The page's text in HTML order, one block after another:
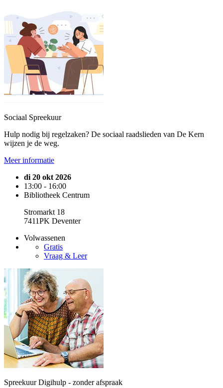
Sociaal Spreekuur
Hulp nodig bij regelzaken? De sociaal raadslieden van De Kern
wijzen je de weg.
Meer informatie
di 20 okt 2026
13:00 - 16:00
Bibliotheek Centrum
Stromarkt 18
7411PK Deventer
Volwassenen
Gratis
Vraag & Leer
Spreekuur Digihulp - zonder afspraak